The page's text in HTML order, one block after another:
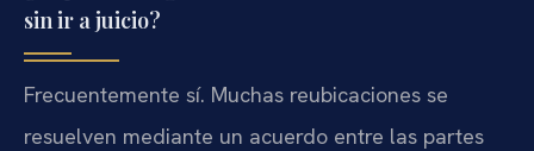
sin ir a juicio?
Frecuentemente sí. Muchas reubicaciones se
resuelven mediante un acuerdo entre las partes